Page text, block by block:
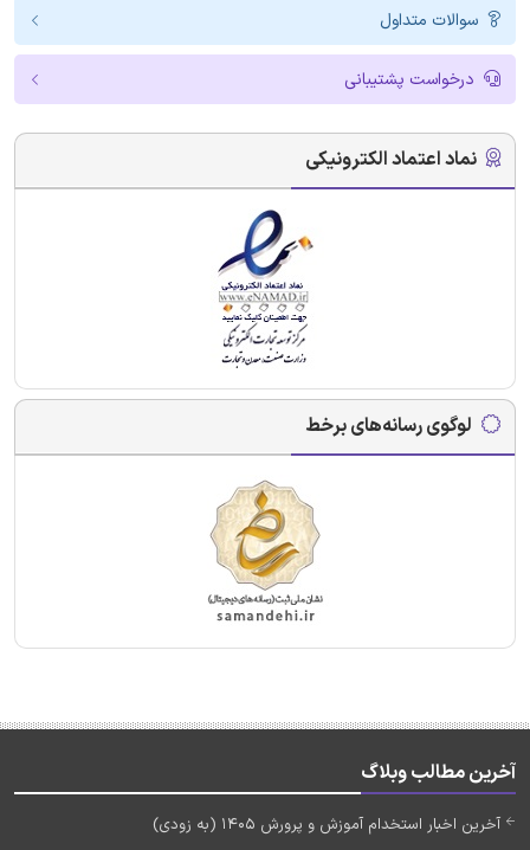
سوالات متداول
درخواست پشتیبانی
نماد اعتماد الکترونیکی
لوگوی رسانه‌های برخط
آخرین مطالب وبلاگ
آخرین اخبار استخدام آموزش و پرورش 1405 (به زودی)